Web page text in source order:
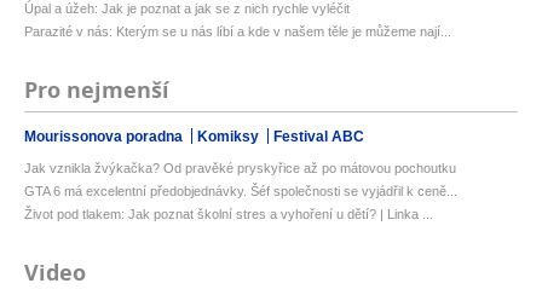
Úpal a úžeh: Jak je poznat a jak se z nich rychle vyléčit
Parazité v nás: Kterým se u nás líbí a kde v našem těle je můžeme nají...
Pro nejmenší
Mourissonova poradna Komiksy Festival ABC
Jak vznikla žvýkačka? Od pravěké pryskyřice až po mátovou pochoutku
GTA 6 má excelentní předobjednávky. Šéf společnosti se vyjádřil k ceně...
Život pod tlakem: Jak poznat školní stres a vyhoření u dětí? | Linka ...
Video